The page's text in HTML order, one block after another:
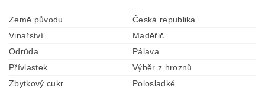
Země původu
Česká republika
Vinařství
Maděřič
Odrůda
Pálava
Přívlastek
Výběr z hroznů
Zbytkový cukr
Polosladké